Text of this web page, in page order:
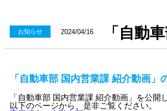
お知らせ 2024/04/16 「自動
「自動車部 国内営業課 紹介動画」
「自動車部 国内営業課 紹介動画」を公開
以下のページから、是非ご覧ください。